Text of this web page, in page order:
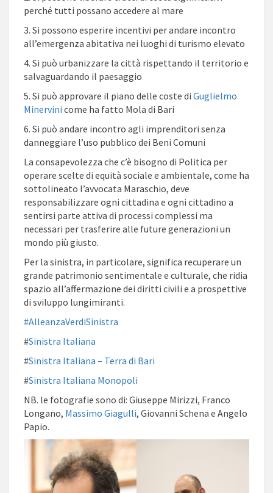
perché tutti possano accedere al mare
3. Si possono esperire incentivi per andare incontro
all’emergenza abitativa nei luoghi di turismo elevato
4. Si può urbanizzare la città rispettando il territorio e
salvaguardando il paesaggio
5. Si può approvare il piano delle coste di Guglielmo
Minervini come ha fatto Mola di Bari
6. Si può andare incontro agli imprenditori senza
danneggiare l’uso pubblico dei Beni Comuni
La consapevolezza che c’è bisogno di Politica per
operare scelte di equità sociale e ambientale, come ha
sottolineato l’avvocata Maraschio, deve
responsabilizzare ogni cittadina e ogni cittadino a
sentirsi parte attiva di processi complessi ma
necessari per trasferire alle future generazioni un
mondo più giusto.
Per la sinistra, in particolare, significa recuperare un
grande patrimonio sentimentale e culturale, che ridia
spazio all’affermazione dei diritti civili e a prospettive
di sviluppo lungimiranti.
#AlleanzaVerdiSinistra
#Sinistra Italiana
#Sinistra Italiana – Terra di Bari
#Sinistra Italiana Monopoli
NB. le fotografie sono di: Giuseppe Mirizzi, Franco
Longano, Massimo Giagulli, Giovanni Schena e Angelo
Papio.